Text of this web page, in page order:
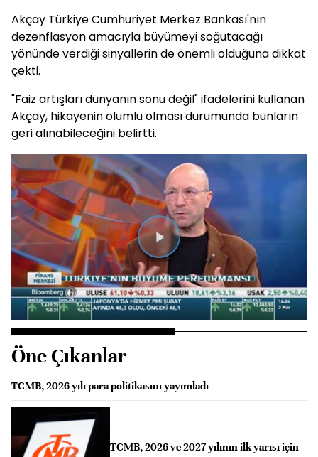
Akçay Türkiye Cumhuriyet Merkez Bankası'nın
dezenflasyon amacıyla büyümeyi soğutacağı
yönünde verdiği sinyallerin de önemli olduğuna dikkat
çekti.
"Faiz artışları dünyanın sonu değil" ifadelerini kullanan
Akçay, hikayenin olumlu olması durumunda bunların
geri alınabileceğini belirtti.
Videoyu
Oynat
Öne Çıkanlar
TCMB, 2026 yılı para politikasını yayımladı
TCMB, 2026 ve 2027 yılının ilk yarısı için